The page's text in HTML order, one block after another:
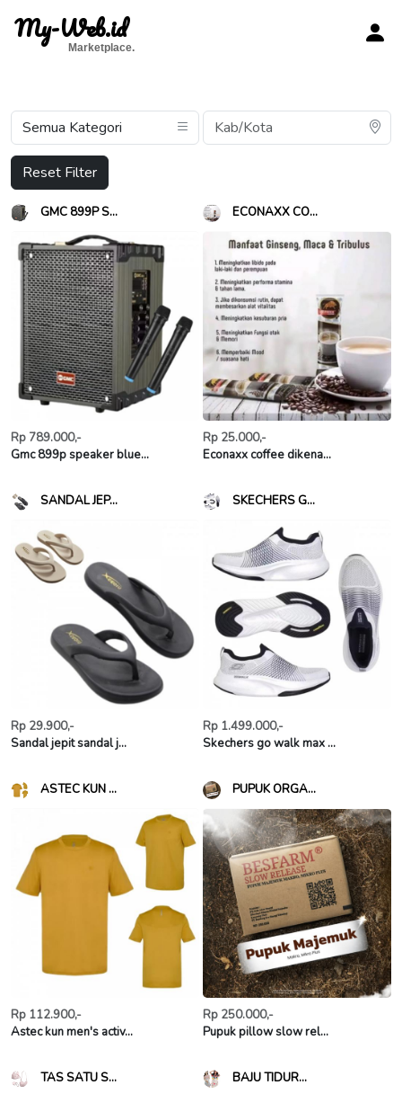
My-Web.id
Marketplace.
Reset Filter
GMC 899P S...
Rp 789.000,-
Gmc 899p speaker blue...
ECONAXX CO...
Rp 25.000,-
Econaxx coffee dikena...
SANDAL JEP...
Rp 29.900,-
Sandal jepit sandal j...
SKECHERS G...
Rp 1.499.000,-
Skechers go walk max ...
ASTEC KUN ...
Rp 112.900,-
Astec kun men's activ...
PUPUK ORGA...
Rp 250.000,-
Pupuk pillow slow rel...
TAS SATU S... BAJU TIDUR...